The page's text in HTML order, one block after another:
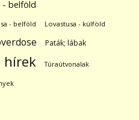
belföld
- belföld Lovastusa - külföld
Paták; lábak
hírek Túraútvonalak